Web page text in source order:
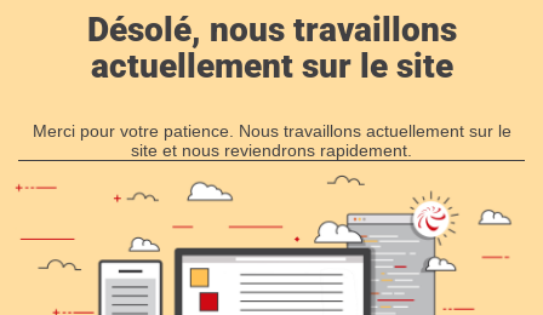
Désolé, nous travaillons
actuellement sur le site
Merci pour votre patience. Nous travaillons actuellement sur le
site et nous reviendrons rapidement.